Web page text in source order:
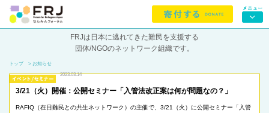
FRJは日本に逃れてきた難民を支援する
団体/NGOのネットワーク組織です。
トップ > お知らせ
2023.03.14
3/21（火）開催：公開セミナー「入管法改正案は何が問題なの？」
RAFIQ（在日難民との共生ネットワーク）の主催で、3/21（火）に公開セミナー「入管